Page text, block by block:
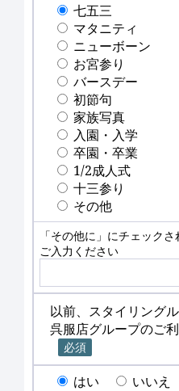
七五三
マタニティ
ニューボーン
お宮参り
バースデー
初節句
家族写真
入園・入学
卒園・卒業
1/2成人式
十三参り
その他
「その他に」にチェック
ご入力ください
以前、スタイリング
呉服店グループのご
必須
はい いいえ